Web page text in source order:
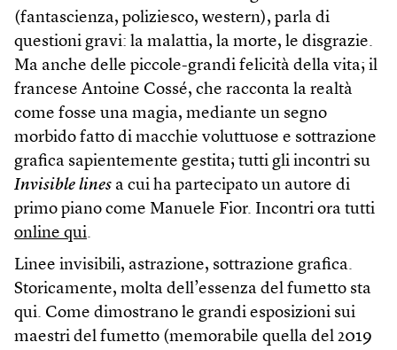
(fantascienza, poliziesco, western), parla di
questioni gravi: la malattia, la morte, le disgrazie.
Ma anche delle piccole-grandi felicità della vita; il
francese Antoine Cossé, che racconta la realtà
come fosse una magia, mediante un segno
morbido fatto di macchie voluttuose e sottrazione
grafica sapientemente gestita; tutti gli incontri su
Invisible lines a cui ha partecipato un autore di
primo piano come Manuele Fior. Incontri ora tutti
online qui.
Linee invisibili, astrazione, sottrazione grafica.
Storicamente, molta dell’essenza del fumetto sta
qui. Come dimostrano le grandi esposizioni sui
maestri del fumetto (memorabile quella del 2019